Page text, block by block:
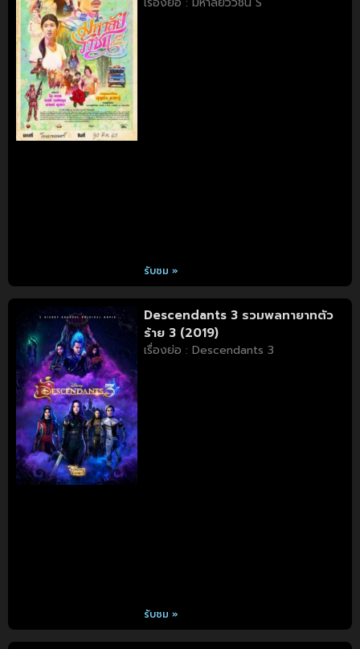
รับชม »
Descendants 3 รวมพลทายาทตัว
ร้าย 3 (2019)
เรื่องย่อ : Descendants 3
รับชม »